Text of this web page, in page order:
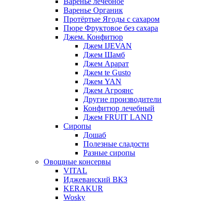
Варенье Органик
Протёртые Ягоды с сахаром
Пюре Фруктовое без сахара
Джем. Конфитюр
Джем IJEVAN
Джем Шамб
Джем Арарат
Джем te Gusto
Джем YAN
Джем Агроянс
Другие производители
Конфитюр лечебный
Джем FRUIT LAND
Сиропы
Дошаб
Полезные сладости
Разные сиропы
Овощные консервы
VITAL
Иджеванский ВКЗ
KERAKUR
Wosky